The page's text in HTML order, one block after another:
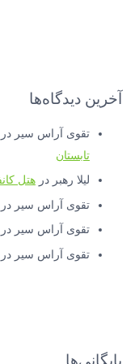
آخرین دیدگاه‌ها
تقوی آراس سیر
تابستان
لیلا رهبر درهتل
تقوی آراس سیر
تقوی آراس سیر
تقوی آراس سیر